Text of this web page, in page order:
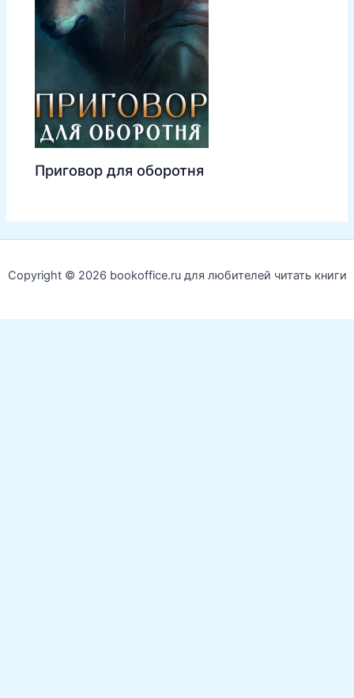
Приговор для оборотня
Copyright © 2026 bookoffice.ru для любителей читать книги